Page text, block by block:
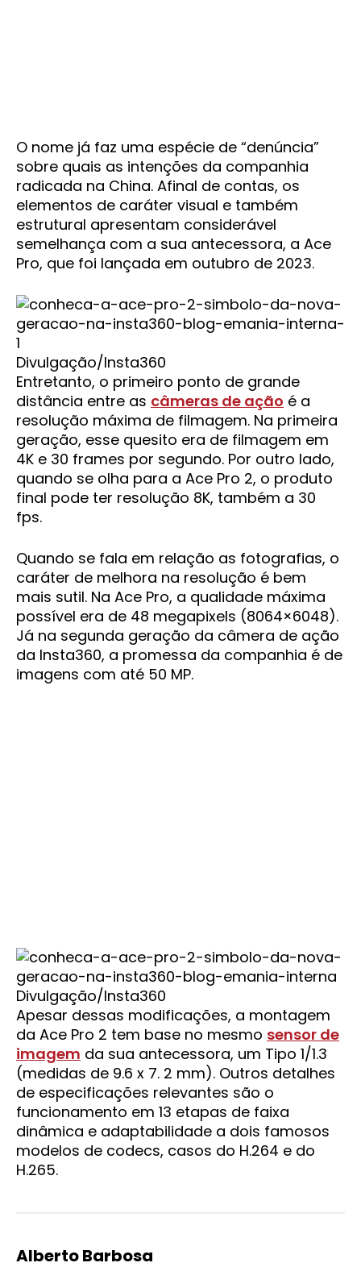
O nome já faz uma espécie de “denúncia”
sobre quais as intenções da companhia
radicada na China. Afinal de contas, os
elementos de caráter visual e também
estrutural apresentam considerável
semelhança com a sua antecessora, a Ace
Pro, que foi lançada em outubro de 2023.
Divulgação/Insta360
Entretanto, o primeiro ponto de grande
distância entre as câmeras de ação é a
resolução máxima de filmagem. Na primeira
geração, esse quesito era de filmagem em
4K e 30 frames por segundo. Por outro lado,
quando se olha para a Ace Pro 2, o produto
final pode ter resolução 8K, também a 30
fps.
Quando se fala em relação as fotografias, o
caráter de melhora na resolução é bem
mais sutil. Na Ace Pro, a qualidade máxima
possível era de 48 megapixels (8064×6048).
Já na segunda geração da câmera de ação
da Insta360, a promessa da companhia é de
imagens com até 50 MP.
Divulgação/Insta360
Apesar dessas modificações, a montagem
da Ace Pro 2 tem base no mesmo sensor de
imagem da sua antecessora, um Tipo 1/1.3
(medidas de 9.6 x 7. 2 mm). Outros detalhes
de especificações relevantes são o
funcionamento em 13 etapas de faixa
dinâmica e adaptabilidade a dois famosos
modelos de codecs, casos do H.264 e do
H.265.
Alberto Barbosa